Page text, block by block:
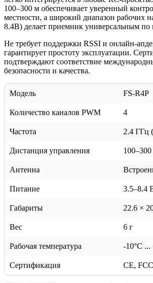
100–300 м обеспечивает уверенный
местности, а широкий диапазон рабочих
8.4В) делает приемник универсальным
Не требует поддержки RSSI и онлайн-
гарантирует простоту эксплуатации.
подтверждают соответствие
безопасности и качества.
Модель FS-R4P
Количество каналов PWM 4
Частота 2.4 ГГц
Дистанция управления
Антенна
Питание 3.5–8.4
Габариты 22.6 ×
Вес 6 г
Рабочая температура -10°C ...
Сертификация CE, FCC